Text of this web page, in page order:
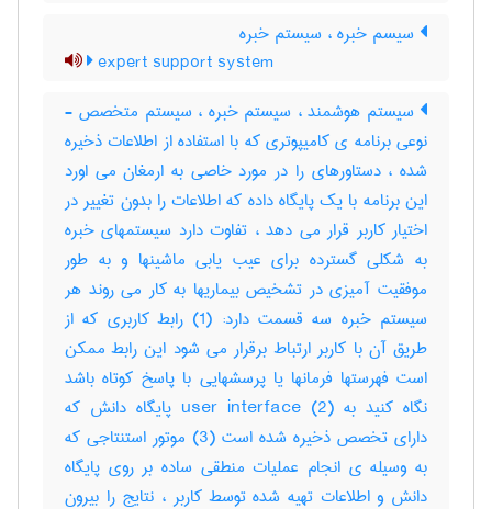
سیسم خبره ، سیستم خبره
expert support system
سیستم هوشمند ، سیستم خبره ، سیستم متخصص -
نوعی برنامه ی کامیپوتری که با استفاده از اطلاعات ذخیره
شده ، دستاورهای را در مورد خاصی به ارمغان می اورد
این برنامه با یک پایگاه داده که اطلاعات را بدون تغییر در
اختیار کاربر قرار می دهد ، تفاوت دارد سیستمهای خبره
به شکلی گسترده برای عیب یابی ماشینها و به طور
موفقیت آمیزی در تشخیص بیماریها به کار می روند هر
سیستم خبره سه قسمت دارد: (1) رابط کاربری که از
طریق آن با کاربر ارتباط برقرار می شود این رابط ممکن
است فهرستها فرمانها یا پرسشهایی با پاسخ کوتاه باشد
نگاه کنید به user interface (2) پایگاه دانش که
دارای تخصص ذخیره شده است (3) موتور استنتاجی که
به وسیله ی انجام عملیات منطقی ساده بر روی پایگاه
دانش و اطلاعات تهیه شده توسط کاربر ، نتایج را بیرون